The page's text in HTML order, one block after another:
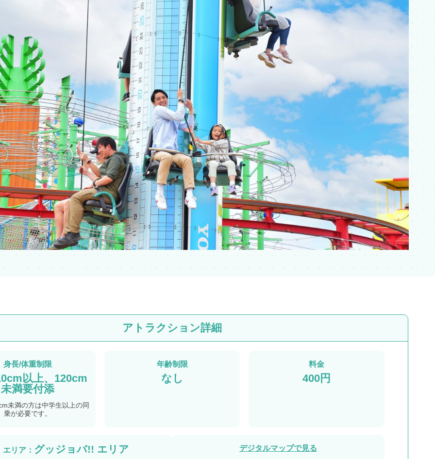
アトラクション詳細
身長/体重制限
以上、120cm
未満要付添
未満の方は中学生以上の同
乗が必要です。
年齢制限
なし
料金
400円
エリア： グッジョバ!! エリア デジタルマップで見る